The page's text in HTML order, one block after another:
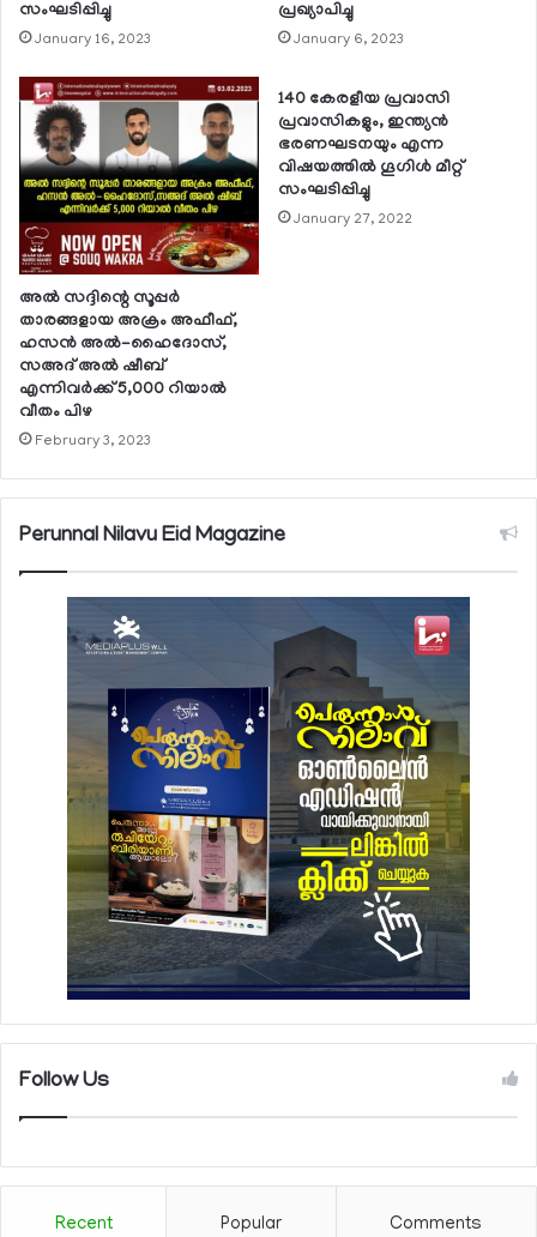
സംഘടിപ്പിച്ചു
January 16, 2023
പ്രഖ്യാപിച്ചു
January 6, 2023
അല്‍ സദ്ദിന്റെ സൂപ്പര്‍
താരങ്ങളായ അക്രം അഫീഫ്,
ഹസന്‍ അല്‍-ഹൈദോസ്,
സഅദ് അല്‍ ഷീബ്
എന്നിവര്‍ക്ക് 5,000 റിയാല്‍
വീതം പിഴ
February 3, 2023
140 കേരളീയ പ്രവാസി
പ്രവാസികളും, ഇന്ത്യന്‍
ഭരണഘടനയും എന്ന
വിഷയത്തില്‍ ഗൂഗിള്‍ മീറ്റ്
സംഘടിപ്പിച്ചു
January 27, 2022
Perunnal Nilavu Eid Magazine
Follow Us
Recent Popular Comments